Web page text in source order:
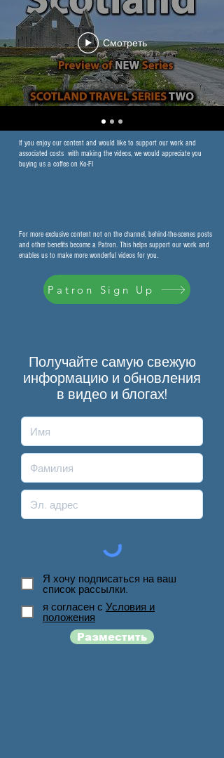
Смотреть
If you enjoy our content and would like to support our work and
associated costs with making the videos, we would appreciate you
buying us a coffee on Ko-FI
For more exclusive content not on the channel, behind-the-scenes posts
and other benefits become a Patron. This helps support our work and
enables us to make more wonderful videos for you.
Patron Sign Up
Получайте самую свежую
информацию и обновления
в видео и блогах!
Я хочу подписаться на ваш
список рассылки.
я согласен с Условия и
положения
Разместить